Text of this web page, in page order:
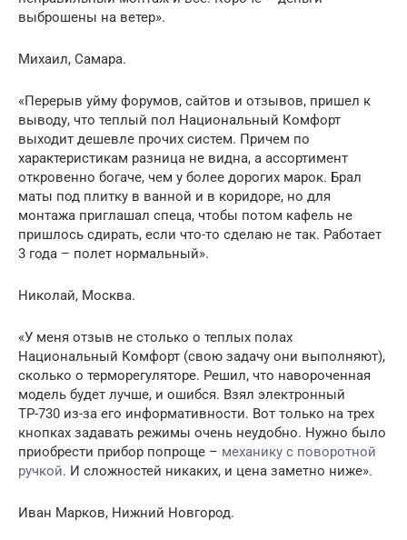
выброшены на ветер».
Михаил, Самара.
«Перерыв уйму форумов, сайтов и отзывов, пришел к
выводу, что теплый пол Национальный Комфорт
выходит дешевле прочих систем. Причем по
характеристикам разница не видна, а ассортимент
откровенно богаче, чем у более дорогих марок. Брал
маты под плитку в ванной и в коридоре, но для
монтажа приглашал спеца, чтобы потом кафель не
пришлось сдирать, если что-то сделаю не так. Работает
3 года – полет нормальный».
Николай, Москва.
«У меня отзыв не столько о теплых полах
Национальный Комфорт (свою задачу они выполняют),
сколько о терморегуляторе. Решил, что навороченная
модель будет лучше, и ошибся. Взял электронный
ТР-730 из-за его информативности. Вот только на трех
кнопках задавать режимы очень неудобно. Нужно было
приобрести прибор попроще – механику с поворотной
ручкой. И сложностей никаких, и цена заметно ниже».
Иван Марков, Нижний Новгород.